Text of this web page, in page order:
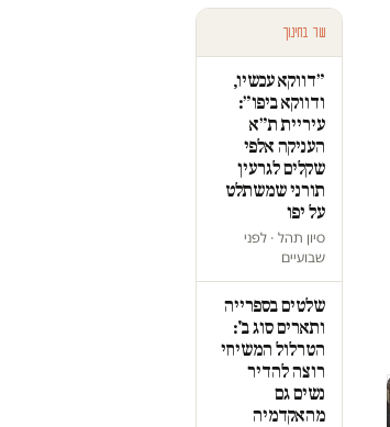
עוד בחינוך
״דווקא עכשיו,
ודווקא ביפו״:
עיריית ת״א
העניקה אלפי
שקלים לגרעין
תורני שמשתלט
על יפו
סיון תהל · לפני
שבועיים
שלטים בספרייה
ותארים סוג ב':
הטרלול המשיחי
רוצה להדיר
נשים גם
מהאקדמיה